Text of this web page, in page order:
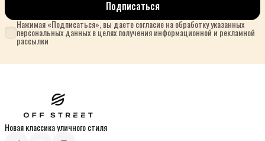
Подписаться
Нажимая «Подписаться», вы даете согласие на обработку указанных
персональных данных в целях получения информационной и рекламной
рассылки
Новая классика уличного стиля